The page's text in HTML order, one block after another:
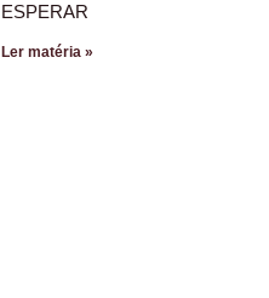
ESPERAR
Ler matéria »